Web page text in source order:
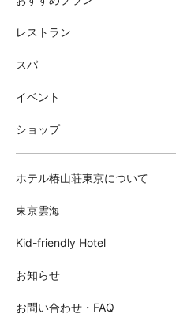
レストラン
スパ
イベント
ショップ
ホテル椿山荘東京について
東京雲海
Kid-friendly Hotel
お知らせ
お問い合わせ・FAQ